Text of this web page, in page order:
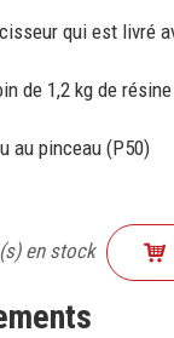
qui est livré
de 1,2 kg de
au pinceau (P50)
en stock